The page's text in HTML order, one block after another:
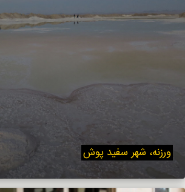
ورزنه، شهر سفید پوش